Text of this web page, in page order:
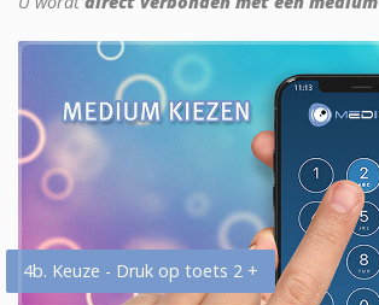
4b. Keuze - Druk op toets 2 +